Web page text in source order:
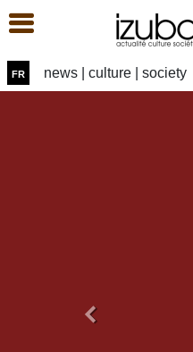
fr news | culture | society
Précédent